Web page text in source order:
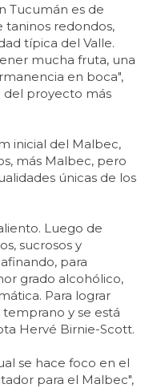
Tucumán es de
taninos redondos,
típica del Valle.
mucha fruta, una
en boca",
del proyecto más
inicial del Malbec,
más Malbec, pero
únicas de los
Luego de
sucrosos y
para
grado alcohólico,
Para lograr
y se está
Hervé Birnie-Scott.
se hace foco en el
para el Malbec",